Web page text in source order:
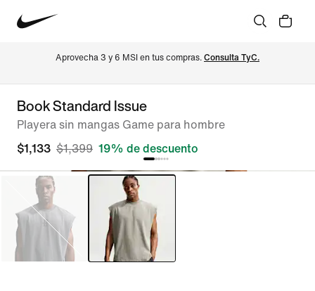
Aprovecha 3 y 6 MSI en tus compras. Consulta TyC.
Book Standard Issue
Playera sin mangas Game para hombre
$1,133 $1,399 19% de descuento